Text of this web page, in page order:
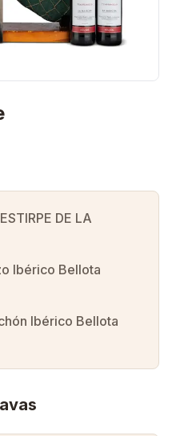
DE LA
Ibérico Bellota
Ibérico Bellota